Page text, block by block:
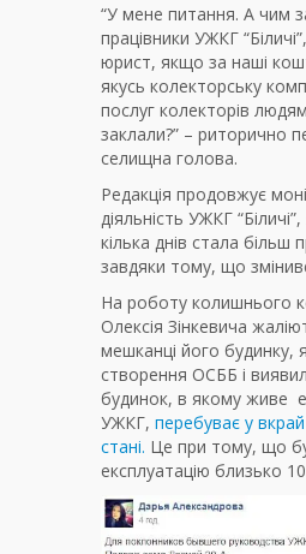
“У мене питання. А чим
працівники УЖКГ
юрист, якщо за наші
якусь колекторську
послуг колекторів
заклали?” – риторично
селищна голова.
Редакція продовжує
діяльність УЖКГ
кілька днів стала більш
завдяки тому, що
На роботу колишнього
Олексія Зінкевича
мешканці його будинку,
створення ОСББ і
будинок, в якому живе
УЖКГ, перебуває у
стані. Це при тому, що
експлуатацію близько